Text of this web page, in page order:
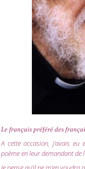
Le français préféré des
A cette occasion, j'avais eu
poème en leur demandant de